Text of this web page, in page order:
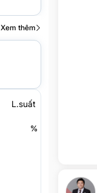
Xem thêm
L.suất
%